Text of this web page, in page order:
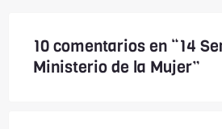
10 comentarios en “14
Ministerio de la Mujer”